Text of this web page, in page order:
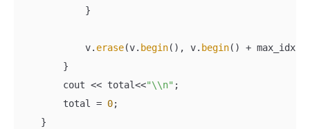
            }
            v.
erase(v. begin(), v. begin() + max_idx
        }
        cout << total<<
"\\n" ;
        total =
0;
    }